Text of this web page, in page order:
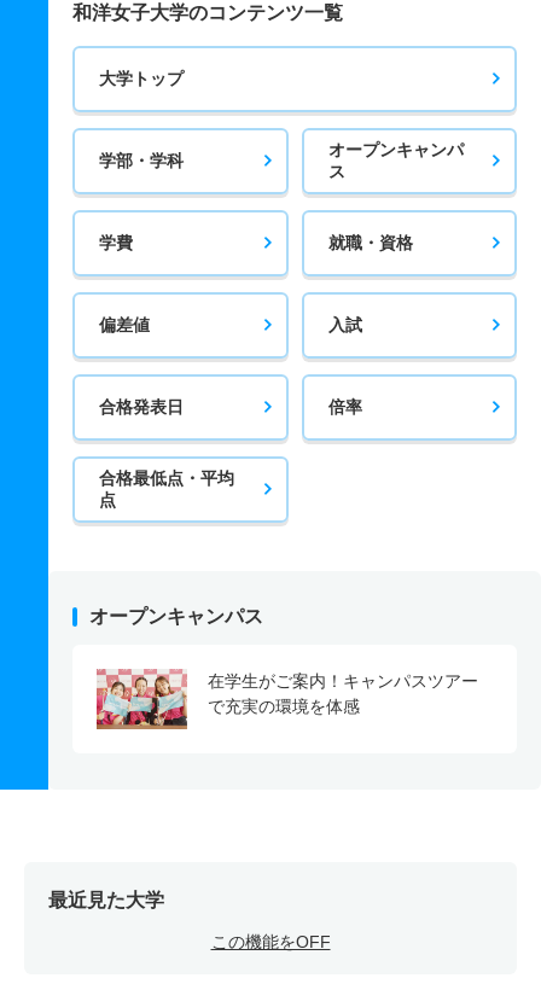
和洋女子大学のコンテンツ一覧
大学トップ
学部・学科
オープンキャンパ
ス
学費 就職・資格
偏差値 入試
合格発表日 倍率
合格最低点・平均
点
オープンキャンパス
在学生がご案内！キャンパスツアー
で充実の環境を体感
最近見た大学
この機能をOFF